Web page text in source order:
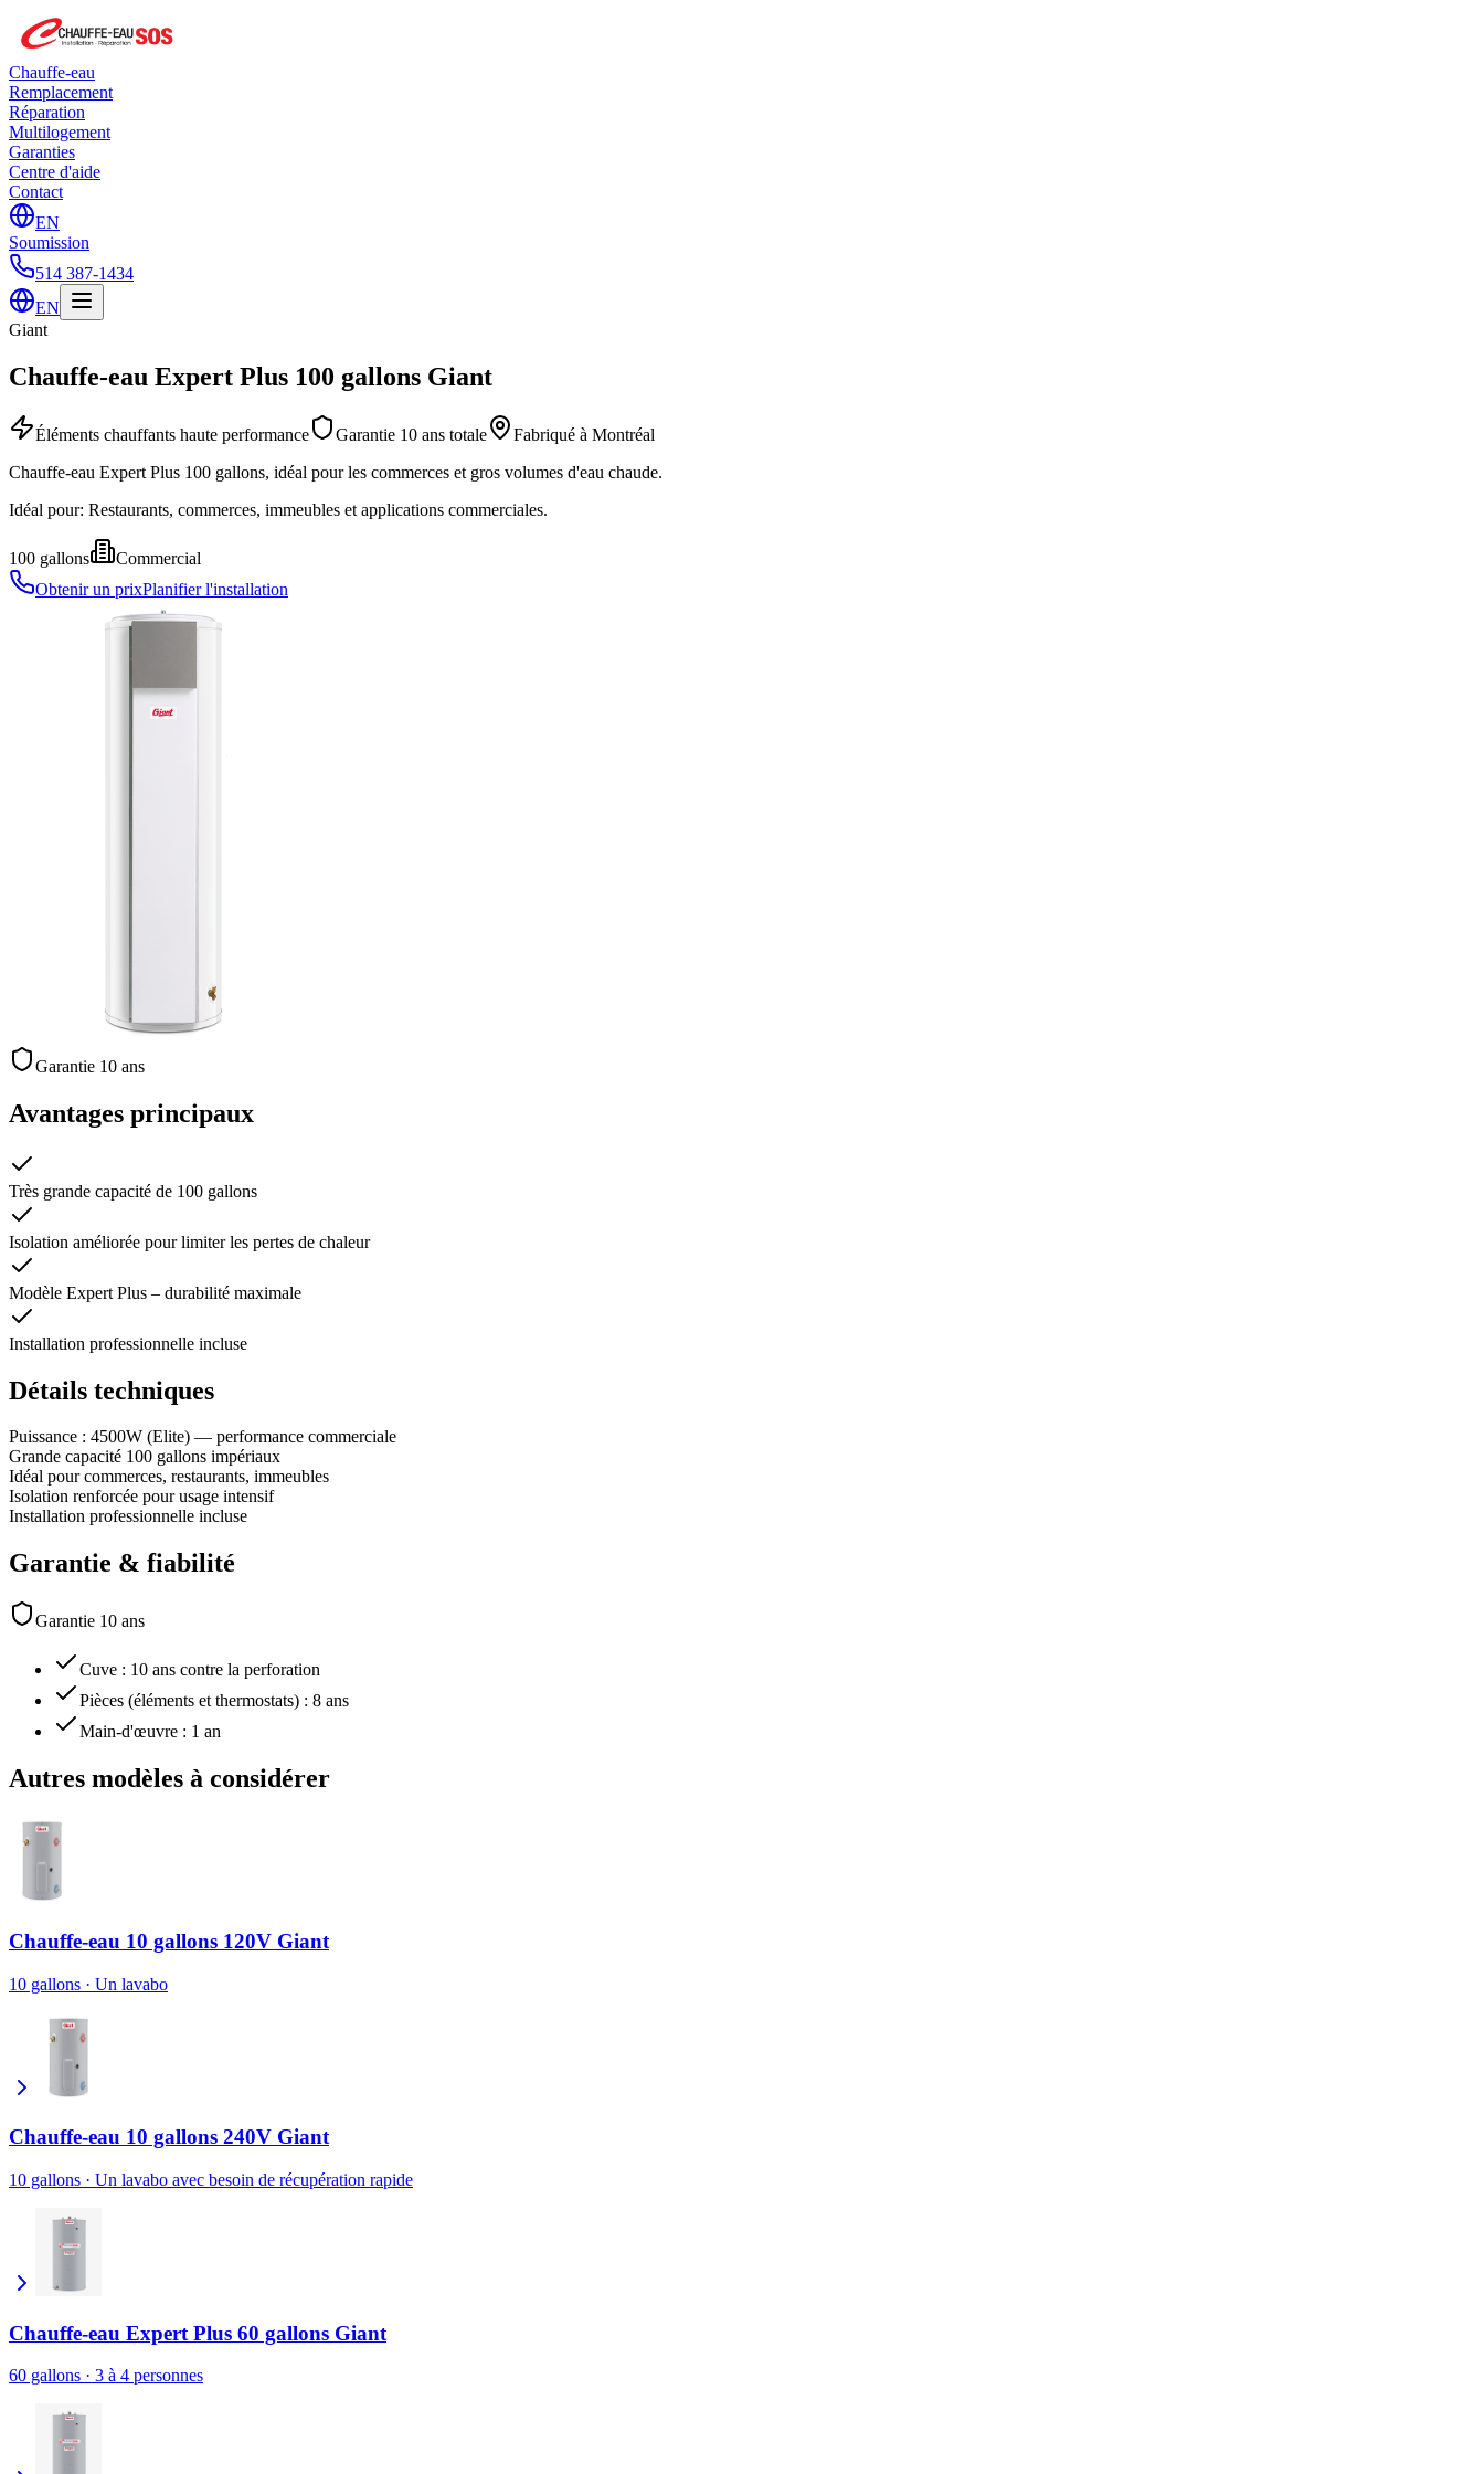
Chauffe-eau
Remplacement
Réparation
Multilogement
Garanties
Centre d'aide
Contact
EN
Soumission
514 387-1434
EN
Giant
Chauffe-eau Expert Plus 100 gallons Giant
Éléments chauffants haute performance Garantie 10 ans totale
Fabriqué à Montréal
Chauffe-eau Expert Plus 100 gallons, idéal pour les commerces et gros volumes d'eau chaude.
Idéal pour: Restaurants, commerces, immeubles et applications commerciales.
100 gallons
Commercial
Obtenir un prixPlanifier l'installation
Garantie 10 ans
Avantages principaux
Très grande capacité de 100 gallons
Isolation améliorée pour limiter les pertes de chaleur
Modèle Expert Plus – durabilité maximale
Installation professionnelle incluse
Détails techniques
Puissance : 4500W (Elite) — performance commerciale
Grande capacité 100 gallons impériaux
Idéal pour commerces, restaurants, immeubles
Isolation renforcée pour usage intensif
Installation professionnelle incluse
Garantie & fiabilité
Garantie 10 ans
Cuve : 10 ans contre la perforation
Pièces (éléments et thermostats) : 8 ans
Main-d'œuvre : 1 an
Autres modèles à considérer
Chauffe-eau 10 gallons 120V Giant
10 gallons · Un lavabo
Chauffe-eau 10 gallons 240V Giant
10 gallons · Un lavabo avec besoin de récupération rapide
Chauffe-eau Expert Plus 60 gallons Giant
60 gallons · 3 à 4 personnes